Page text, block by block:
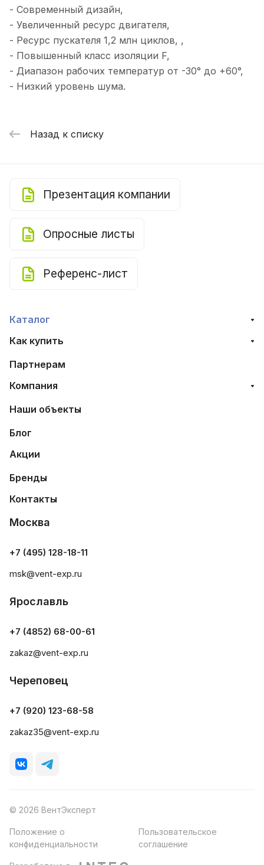
- Современный дизайн,
- Увеличенный ресурс двигателя,
- Ресурс пускателя 1,2 млн циклов, ,
- Повышенный класс изоляции F,
- Диапазон рабочих температур от -30° до +60°,
- Низкий уровень шума.
Назад к списку
Презентация компании
Опросные листы
Референс-лист
Каталог
Как купить
Партнерам
Компания
Наши объекты
Блог
Акции
Бренды
Контакты
Москва
+7 (495) 128-18-11
msk@vent-exp.ru
Ярославль
+7 (4852) 68-00-61
zakaz@vent-exp.ru
Череповец
+7 (920) 123-68-58
zakaz35@vent-exp.ru
© 2026 ВентЭксперт
Положение о
конфиденциальности
Пользовательское
соглашение